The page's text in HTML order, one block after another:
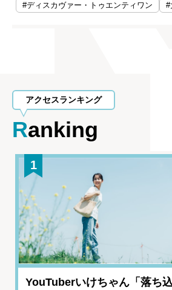
#ディスカヴァー・トゥエンティワン
#
アクセスランキング
Ranking
1
YouTuberいけちゃん「落ち